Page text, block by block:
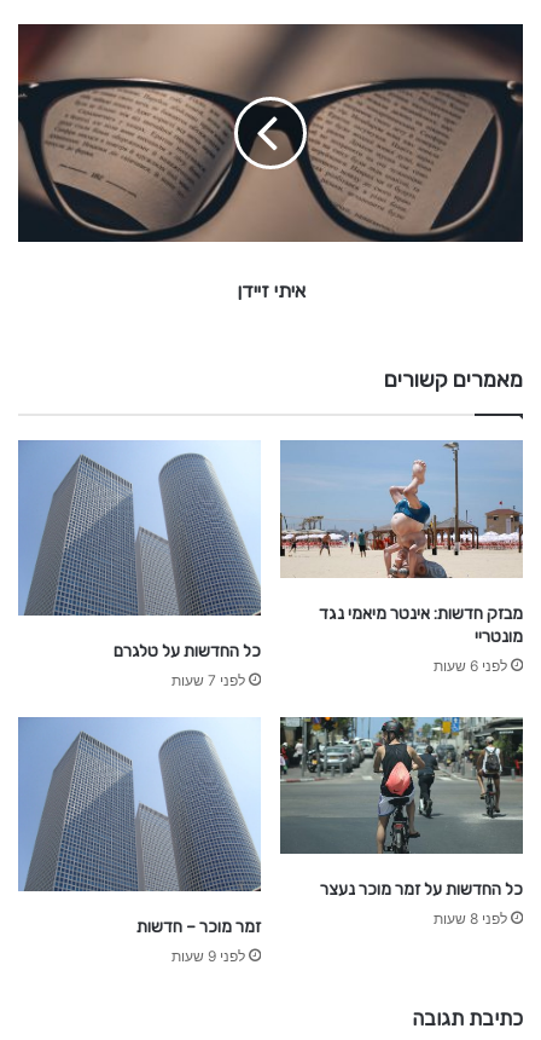
ת
י
ן
איתי זיידן
מאמרים קשורים
מבזק חדשות: אינטר מיאמי נגד
מונטריי
לפני 6 שעות
כל החדשות על טלגרם
לפני 7 שעות
כל החדשות על זמר מוכר נעצר
לפני 8 שעות זמר מוכר – חדשות
לפני 9 שעות
כתיבת תגובה